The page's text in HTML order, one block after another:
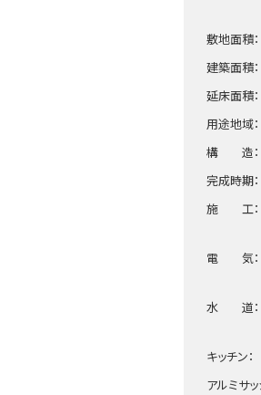
（担
敷地面積
建築面積
延床面積
用途地域
構 造：
完成時期
施 工：
（担
電 気：
（担
水 道：
（担
キッチン
アルミサ